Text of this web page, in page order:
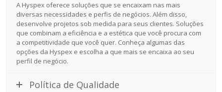
A Hyspex oferece soluções que se encaixam nas mais
diversas necessidades e perfis de negócios. Além disso,
desenvolve projetos sob medida para seus clientes. Soluções
que combinam a eficiência e a estética que você procura com
a competitividade que você quer. Conheça algumas das
opções da Hyspex e escolha a que mais se encaixa ao seu
perfil de negócio.
Política de Qualidade